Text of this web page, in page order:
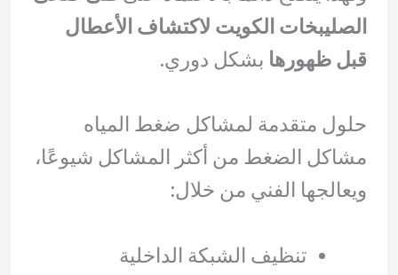
الصليبخات الكويت لاكتشاف الأعطال
قبل ظهورها بشكل دوري.
حلول متقدمة لمشاكل ضغط المياه
مشاكل الضغط من أكثر المشاكل شيوعًا،
ويعالجها الفني من خلال:
تنظيف الشبكة الداخلية